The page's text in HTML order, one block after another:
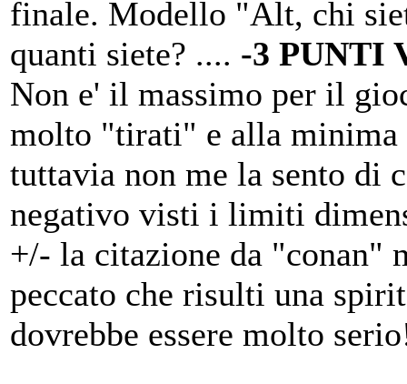
finale. Modello "Alt, chi
quanti siete? .... -3 PUNTI
Non e' il massimo per il
molto "tirati" e alla minima
tuttavia non me la sento di
negativo visti i limiti
+/- la citazione da "conan"
peccato che risulti una
dovrebbe essere molto